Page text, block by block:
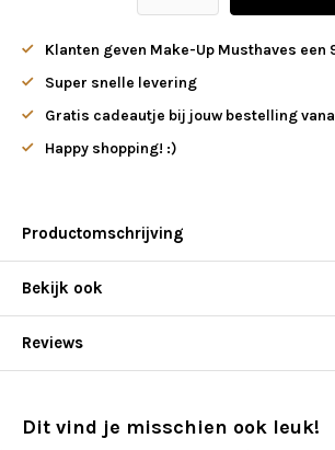
Klanten geven Make-Up Musthaves een
Super snelle levering
Gratis cadeautje bij jouw bestelling
Happy shopping! :)
Productomschrijving
Bekijk ook
Reviews
Dit vind je misschien ook leuk!